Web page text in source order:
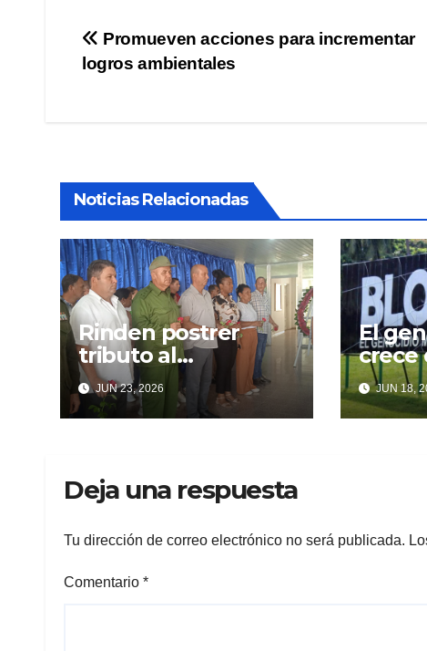
Navegación
de
Promueven acciones para incrementar
logros ambientales
Noticias Relacionadas
Rinden postrer
tributo al
Comandante de la
Revolución
JUN 23, 2026
El
crece
JUN 18,
Deja una respuesta
Tu dirección de correo electrónico no será publicada.
Comentario *